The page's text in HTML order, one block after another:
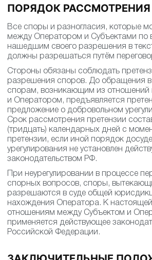
ПОРЯДОК
Все споры и разногласия, которые
между Оператором и Субъектами по
нашедшим своего разрешения в
должны разрешаться путём
Стороны обязаны соблюдать
разрешения споров. До обращения в
спорам, возникающим из отношений
и Оператором, предъявляется
предложение о добровольном
Срок рассмотрения претензии
календарных дней с момента
если иной порядок досудебного
установлен действующим
При неурегулировании в процессе
спорных вопросов, споры,
разрешаются в суде общей
нахождения Оператора. К настоящей
отношениям между Субъектом и
применяется действующее